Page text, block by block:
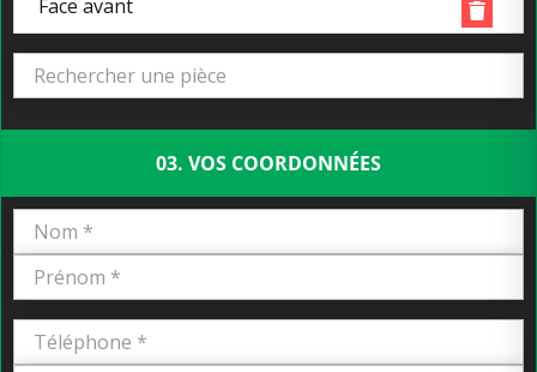
Face avant
03. VOS COORDONNÉES